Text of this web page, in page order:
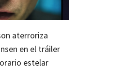
aterroriza
en el tráiler
estelar